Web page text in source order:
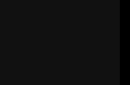
知。很多誤解往往源於資
此花點時間了解它的本質
。 它的重要性 認真了解簿
：當你清楚自己面對的選
開常見的陷阱，把時間與
方，這也是做足功課的價
就能避免買了用不上、或
每一分付出都用得其所。
決時，建議從自己的實際
擇的特點與條件，而非單
參考可靠來源、細閱詳
要的方案。想進一步了解
做選擇時自然更得心應
的情境，對試管嬰兒的要
自己最常遇到的情況與優
能避免買了用不上、或選
一分付出都用得其所。 如
時，建議從自己的實際需